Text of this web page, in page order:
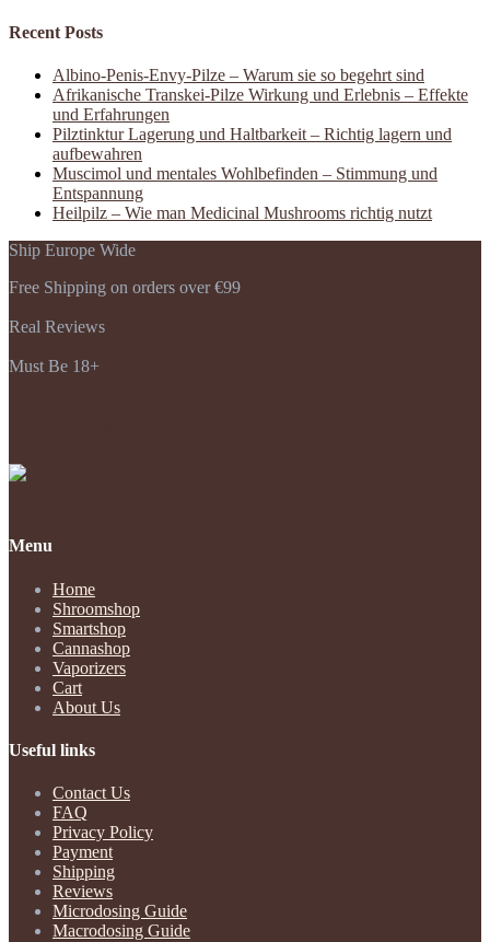
Recent Posts
Albino-Penis-Envy-Pilze – Warum sie so begehrt sind
Afrikanische Transkei-Pilze Wirkung und Erlebnis – Effekte
und Erfahrungen
Pilztinktur Lagerung und Haltbarkeit – Richtig lagern und
aufbewahren
Muscimol und mentales Wohlbefinden – Stimmung und
Entspannung
Heilpilz – Wie man Medicinal Mushrooms richtig nutzt
Ship Europe Wide
Free Shipping on orders over €99
Real Reviews
Must Be 18+
Menu
Home
Shroomshop
Smartshop
Cannashop
Vaporizers
Cart
About Us
Useful links
Contact Us
FAQ
Privacy Policy
Payment
Shipping
Reviews
Microdosing Guide
Macrodosing Guide